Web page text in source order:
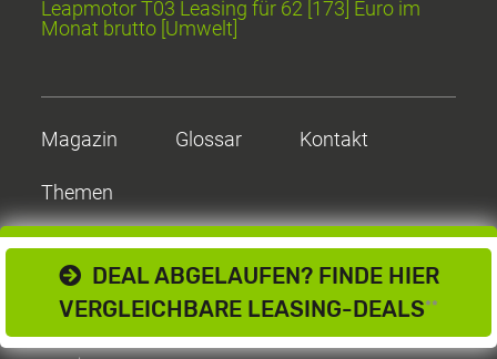
DEAL ABGELAUFEN? FINDE HIER
VERGLEICHBARE LEASING-DEALS**
Leapmotor T03 Leasing für 62 [173] Euro im
Monat brutto [Umwelt]
Magazin Glossar Kontakt
Themen